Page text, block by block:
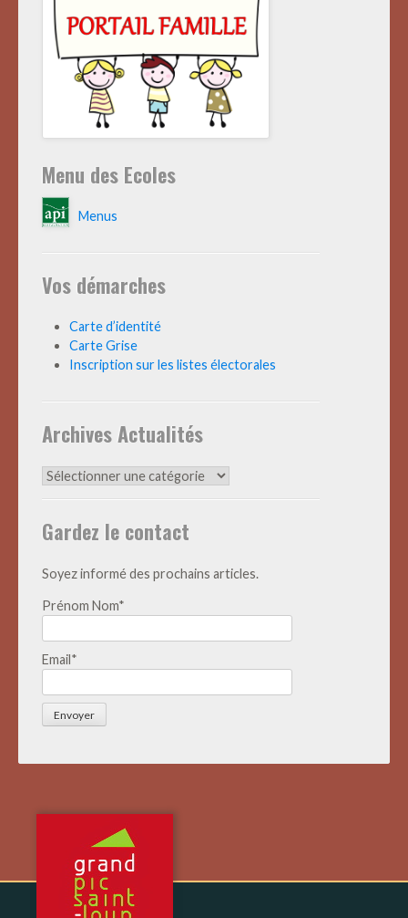
Menu des Ecoles
Menus
Vos démarches
Carte d’identité
Carte Grise
Inscription sur les listes électorales
Archives Actualités
Archives
Gardez le contact
Soyez informé des prochains articles.
Prénom Nom*
Email*